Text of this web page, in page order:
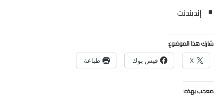
إندبندنت
شارك هذا الموضوع:
X فيس بوك طباعة
معجب بهذه: